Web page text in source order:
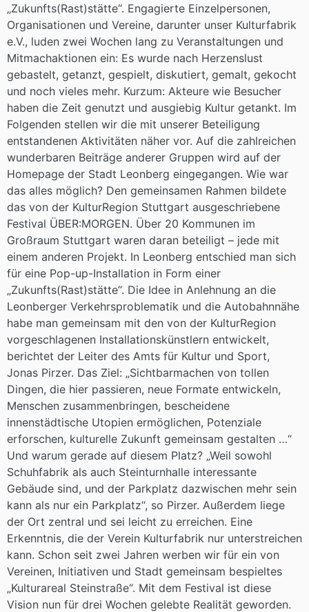
„Zukunfts(Rast)stätte“. Engagierte Einzelpersonen,
Organisationen und Vereine, darunter unser Kulturfabrik
e.V., luden zwei Wochen lang zu Veranstaltungen und
Mitmachaktionen ein: Es wurde nach Herzenslust
gebastelt, getanzt, gespielt, diskutiert, gemalt, gekocht
und noch vieles mehr. Kurzum: Akteure wie Besucher
haben die Zeit genutzt und ausgiebig Kultur getankt. Im
Folgenden stellen wir die mit unserer Beteiligung
entstandenen Aktivitäten näher vor. Auf die zahlreichen
wunderbaren Beiträge anderer Gruppen wird auf der
Homepage der Stadt Leonberg eingegangen. Wie war
das alles möglich? Den gemeinsamen Rahmen bildete
das von der KulturRegion Stuttgart ausgeschriebene
Festival ÜBER:MORGEN. Über 20 Kommunen im
Großraum Stuttgart waren daran beteiligt – jede mit
einem anderen Projekt. In Leonberg entschied man sich
für eine Pop-up-Installation in Form einer
„Zukunfts(Rast)stätte“. Die Idee in Anlehnung an die
Leonberger Verkehrsproblematik und die Autobahnnähe
habe man gemeinsam mit den von der KulturRegion
vorgeschlagenen Installationskünstlern entwickelt,
berichtet der Leiter des Amts für Kultur und Sport,
Jonas Pirzer. Das Ziel: „Sichtbarmachen von tollen
Dingen, die hier passieren, neue Formate entwickeln,
Menschen zusammenbringen, bescheidene
innenstädtische Utopien ermöglichen, Potenziale
erforschen, kulturelle Zukunft gemeinsam gestalten …“
Und warum gerade auf diesem Platz? „Weil sowohl
Schuhfabrik als auch Steinturnhalle interessante
Gebäude sind, und der Parkplatz dazwischen mehr sein
kann als nur ein Parkplatz“, so Pirzer. Außerdem liege
der Ort zentral und sei leicht zu erreichen. Eine
Erkenntnis, die der Verein Kulturfabrik nur unterstreichen
kann. Schon seit zwei Jahren werben wir für ein von
Vereinen, Initiativen und Stadt gemeinsam bespieltes
„Kulturareal Steinstraße“. Mit dem Festival ist diese
Vision nun für drei Wochen gelebte Realität geworden.